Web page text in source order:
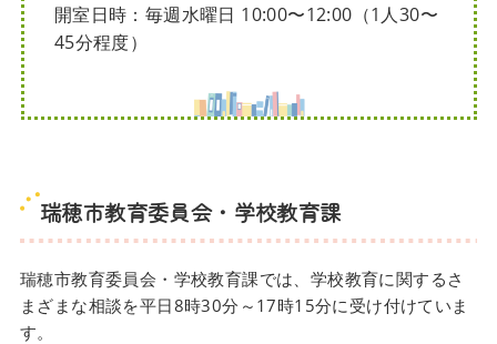
開室日時：毎週水曜日 10:00〜12:00（1人30〜
45分程度）
瑞穂市教育委員会・学校教育課
瑞穂市教育委員会・学校教育課では、学校教育に関するさ
まざまな相談を平日8時30分～17時15分に受け付けていま
す。